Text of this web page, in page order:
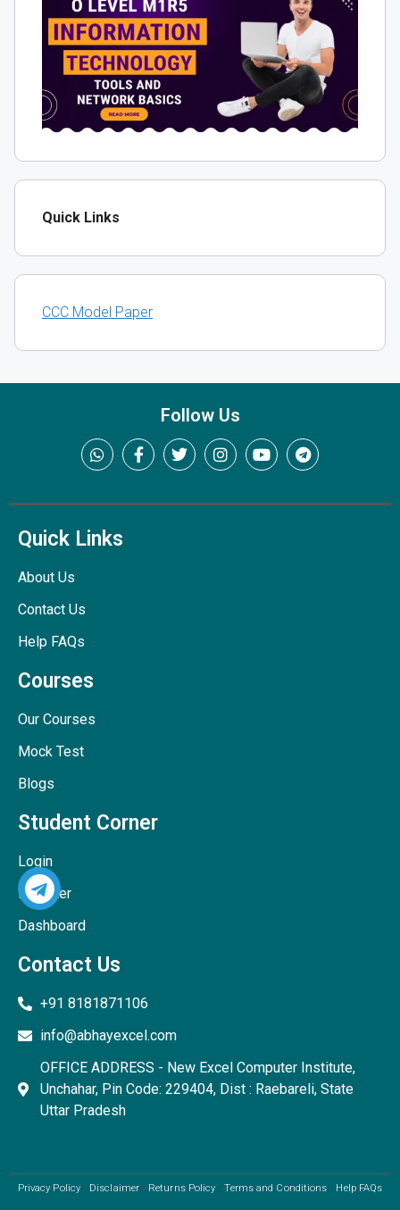
Quick Links
CCC Model Paper
Follow Us
Quick Links
About Us
Contact Us
Help FAQs
Courses
Our Courses
Mock Test
Blogs
Student Corner
Login
Register
Dashboard
Contact Us
+91 8181871106
info@abhayexcel.com
OFFICE ADDRESS - New Excel Computer Institute,
Unchahar, Pin Code: 229404, Dist : Raebareli, State
Uttar Pradesh
Privacy Policy Disclaimer Returns Policy Terms and Conditions Help FAQs